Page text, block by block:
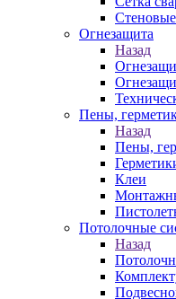
Огнезащита
Назад
Пены,
Назад
Пены,
Клеи
Потолочные
Назад